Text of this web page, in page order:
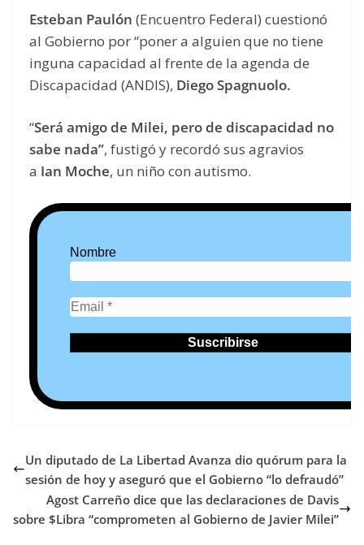
Esteban Paulón (Encuentro Federal) cuestionó
al Gobierno por “poner a alguien que no tiene
inguna capacidad al frente de la agenda de
Discapacidad (ANDIS), Diego Spagnuolo.
“Será amigo de Milei, pero de discapacidad no
sabe nada”, fustigó y recordó sus agravios
a Ian Moche, un niño con autismo.
Nombre
Un diputado de La Libertad Avanza dio quórum para la
sesión de hoy y aseguró que el Gobierno “lo defraudó”
Agost Carreño dice que las declaraciones de Davis
sobre $Libra “comprometen al Gobierno de Javier Milei”